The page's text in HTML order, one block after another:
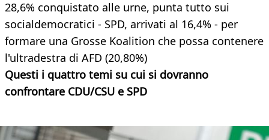
28,6% conquistato alle urne, punta tutto sui
socialdemocratici - SPD, arrivati al 16,4% - per
formare una Grosse Koalition che possa contenere
l'ultradestra di AFD (20,80%)
Questi i quattro temi su cui si dovranno
confrontare CDU/CSU e SPD